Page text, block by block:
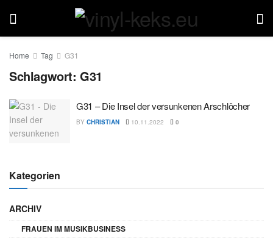
Home Tag G31
Schlagwort:G31
G31 – Die Insel der versunkenen Arschlöcher
BY CHRISTIAN 10.11.2022 0
Kategorien
ARCHIV
FRAUEN IM MUSIKBUSINESS